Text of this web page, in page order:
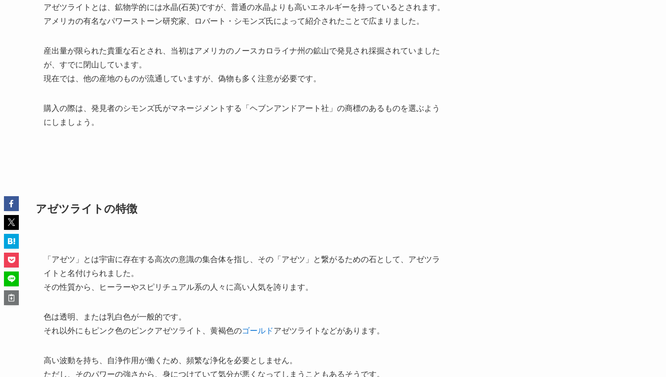
アゼツライトとは、鉱物学的には水晶(石英)ですが、普通の水晶よりも高いエネルギーを持っているとされます。
アメリカの有名なパワーストーン研究家、ロバート・シモンズ氏によって紹介されたことで広まりました。
産出量が限られた貴重な石とされ、当初はアメリカのノースカロライナ州の鉱山で発見され採掘されていました
が、すでに閉山しています。
現在では、他の産地のものが流通していますが、偽物も多く注意が必要です。
購入の際は、発見者のシモンズ氏がマネージメントする「ヘブンアンドアート社」の商標のあるものを選ぶよう
にしましょう。
アゼツライトの特徴
「アゼツ」とは宇宙に存在する高次の意識の集合体を指し、その「アゼツ」と繋がるための石として、アゼツラ
イトと名付けられました。
その性質から、ヒーラーやスピリチュアル系の人々に高い人気を誇ります。
色は透明、または乳白色が一般的です。
それ以外にもピンク色のピンクアゼツライト、黄褐色のゴールドアゼツライトなどがあります。
高い波動を持ち、自浄作用が働くため、頻繁な浄化を必要としません。
ただし、そのパワーの強さから、身につけていて気分が悪くなってしまうこともあるそうです。